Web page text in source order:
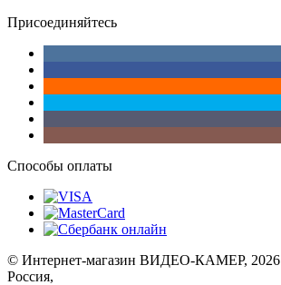
Присоединяйтесь
Способы оплаты
© Интернет-магазин ВИДЕО-КАМЕР, 2026
Россия,